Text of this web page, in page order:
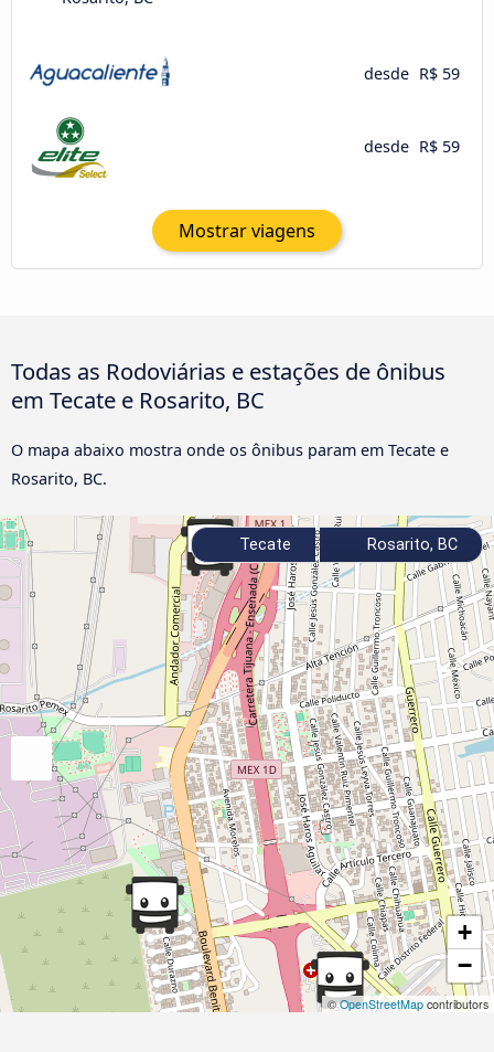
desde R$ 59
desde R$ 59
Mostrar viagens
Todas as Rodoviárias e estações de ônibus
em Tecate e Rosarito, BC
O mapa abaixo mostra onde os ônibus param em Tecate e
Rosarito, BC.
+
−
©OpenStreetMap contributors
Tecate Rosarito, BC